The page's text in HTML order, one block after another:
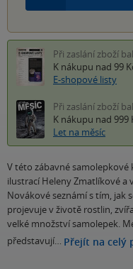
Při zaslání zboží
K nákupu nad 99
E-shopové listy
Při zaslání zboží
K nákupu nad 999
Let na měsíc
V této zábavné
ilustrací Heleny Zmatlíkové
Novákové seznámí s tím, jak
projevuje v životě rostlin,
velké množství samolepek.
představují… Přejít na celý